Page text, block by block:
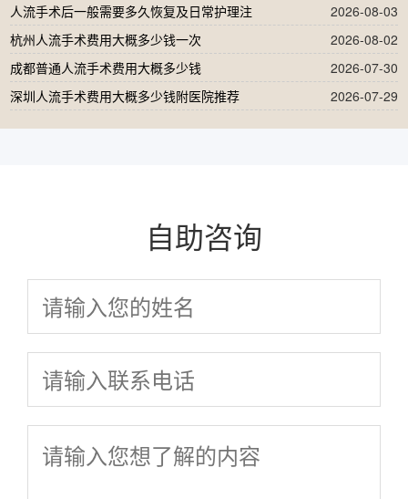
人流手术后一般需要多久恢复及日常护理注
2026-08-03
杭州人流手术费用大概多少钱一次
2026-08-02
成都普通人流手术费用大概多少钱
2026-07-30
深圳人流手术费用大概多少钱附医院推荐
2026-07-29
自助咨询